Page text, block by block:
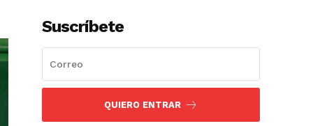
Suscríbete
QUIERO ENTRAR